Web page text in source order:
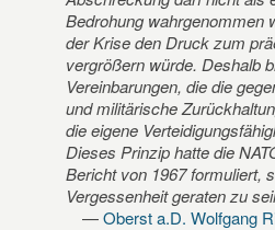
Bedrohung wahrgenommen
der Krise den Druck zum
vergrößern würde. Deshalb
Vereinbarungen, die die
und militärische
die eigene
Dieses Prinzip hatte die
Bericht von 1967 formuliert,
Vergessenheit geraten zu
Oberst a.D. Wolfgang